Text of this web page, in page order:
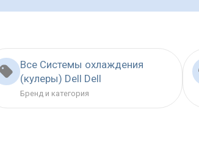
Все Системы охлаждения
(кулеры) Dell Dell
Бренд и категория